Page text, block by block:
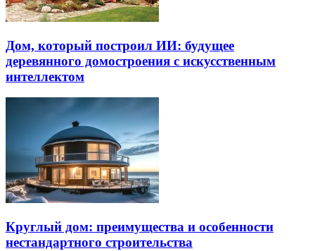
Дом, который построил ИИ: будущее
деревянного домостроения с искусственным
интеллектом
Круглый дом: преимущества и особенности
нестандартного строительства